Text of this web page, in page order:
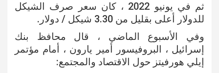
ثم في يونيو 2022 ، كان سعر صرف الشيكل
للدولار أعلى بقليل من 3.30 شيكل / دولار.
وفي الأسبوع الماضي ، قال محافظ بنك
إسرائيل ، البروفيسور أمير يارون ، أمام مؤتمر
إيلي هورفيتز حول الاقتصاد والمجتمع: